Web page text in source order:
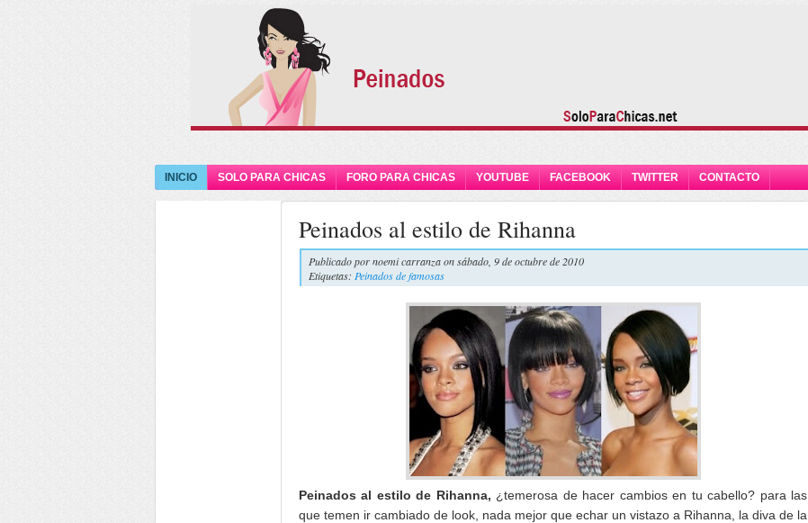
INICIO SOLO PARA CHICAS FORO PARA CHICAS YOUTUBE FACEBOOK TWITTER CONTACTO
Peinados al estilo de Rihanna
Publicado pornoemi carranzaon sábado, 9 de octubre de 2010
Etiquetas: Peinados de famosas
Peinados al estilo de Rihanna, ¿temerosa de hacer cambios en tu cabello? para las
que temen ir cambiado de look, nada mejor que echar un vistazo a Rihanna, la diva de la